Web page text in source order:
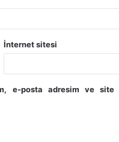
İnternet sitesi
e-posta adresim ve site